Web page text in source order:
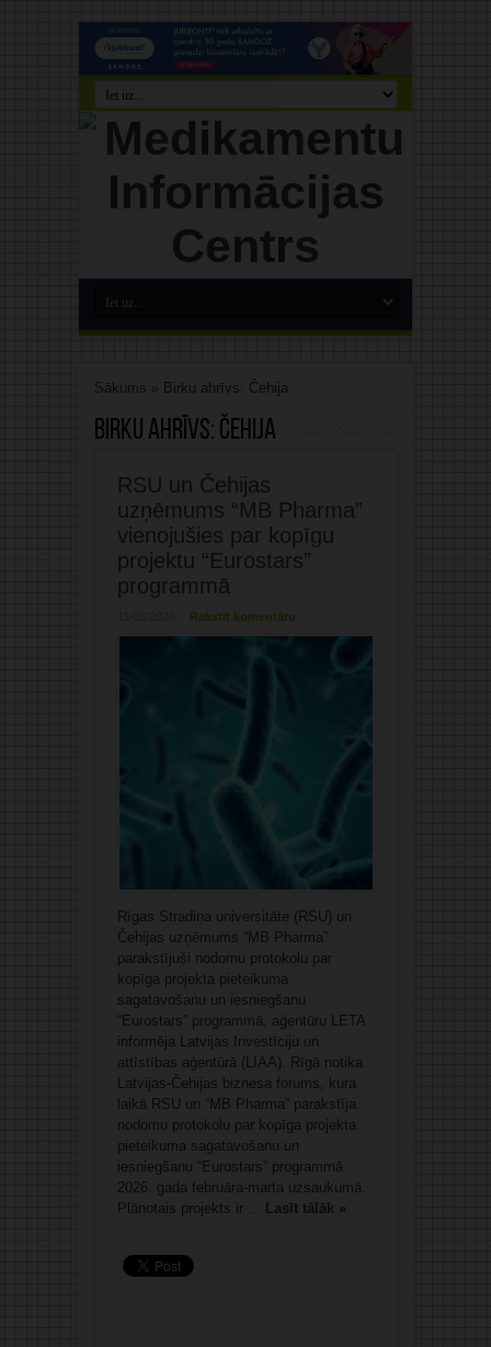
Sākums » Birku ahrīvs: Čehija
Birku ahrīvs: Čehija
RSU un Čehijas
uzņēmums “MB Pharma”
vienojušies par kopīgu
projektu “Eurostars”
programmā
Rakstīt komentāru
Rīgas Stradiņa universitāte (RSU) un
Čehijas uzņēmums “MB Pharma”
parakstījuši nodomu protokolu par
kopīga projekta pieteikuma
sagatavošanu un iesniegšanu
“Eurostars” programmā, aģentūru LETA
informēja Latvijas Investīciju un
attīstības aģentūrā (LIAA). Rīgā notika
Latvijas-Čehijas biznesa forums, kura
laikā RSU un “MB Pharma” parakstīja
nodomu protokolu par kopīga projekta
pieteikuma sagatavošanu un
iesniegšanu “Eurostars” programmā
2026. gada februāra-marta uzsaukumā.
Plānotais projekts ir ... Lasīt tālāk »